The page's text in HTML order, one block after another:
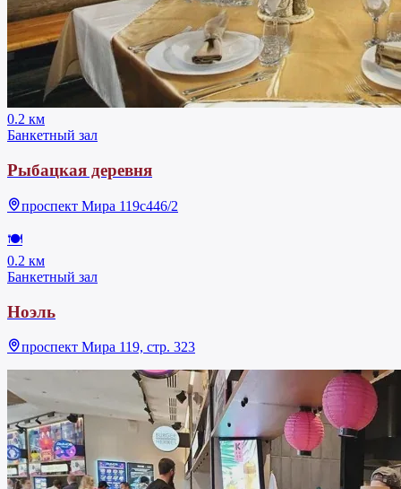
0.2 км
Банкетный зал
Рыбацкая деревня
проспект Мира 119с446/2
🍽
0.2 км
Банкетный зал
Ноэль
проспект Мира 119, стр. 323